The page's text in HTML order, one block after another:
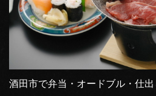
酒田市で弁当・オードブル・仕出